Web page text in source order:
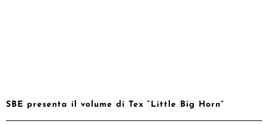
SBE presenta il volume di Tex “Little Big Horn”